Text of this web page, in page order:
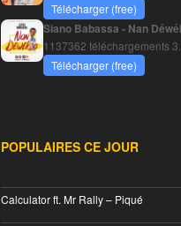
Télécharger (free)
Siano Babassa - Nan
1137362 téléchargements
Télécharger (free)
POPULAIRES CE JOUR
Calculator ft. Mr Rally – Piqué